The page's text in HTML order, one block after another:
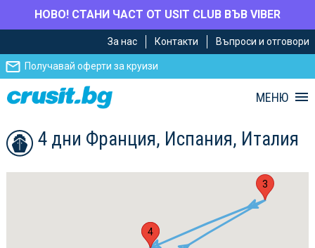
НОВО! СТАНИ ЧАСТ ОТ USIT CLUB ВЪВ VIBER
главното
съдържание
Навигацията
За нас Контакти Въпроси и отговори
Получавай оферти за круизи
МЕНЮ
4 дни Франция, Испания, Италия
1
3
4